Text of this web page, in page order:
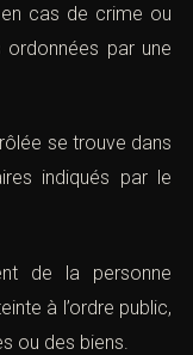
cas de crime ou
ordonnées par une
se trouve dans
indiqués par le
de la personne
à l’ordre public,
ou des biens.